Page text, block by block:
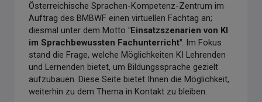
Österreichische Sprachen-Kompetenz-Zentrum im
Auftrag des BMBWF einen virtuellen Fachtag an;
diesmal unter dem Motto "Einsatzszenarien von KI
im Sprachbewussten Fachunterricht". Im Fokus
stand die Frage, welche Möglichkeiten KI Lehrenden
und Lernenden bietet, um Bildungssprache gezielt
aufzubauen. Diese Seite bietet Ihnen die Möglichkeit,
weiterhin zu dem Thema in Kontakt zu bleiben.